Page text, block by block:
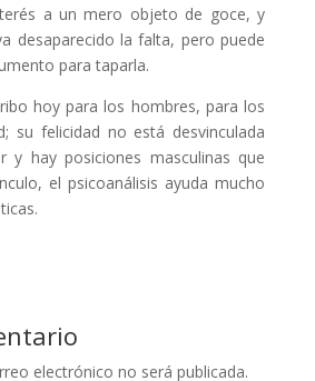
a un mero objeto de goce, y
desaparecido la falta, pero puede
para taparla.
hoy para los hombres, para los
su felicidad no está desvinculada
y hay posiciones masculinas que
el psicoanálisis ayuda mucho
electrónico no será publicada.